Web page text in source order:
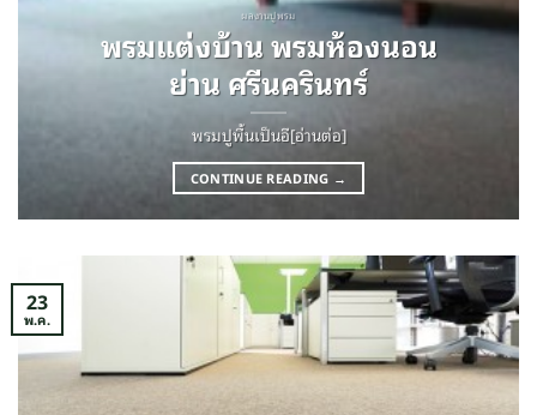
ผลงานปูพรม
พรมแต่งบ้าน พรมห้องนอน
ย่าน ศรีนครินทร์
พรมปูพื้นเป็นอี[อ่านต่อ]
CONTINUE READING →
23
พ.ค.